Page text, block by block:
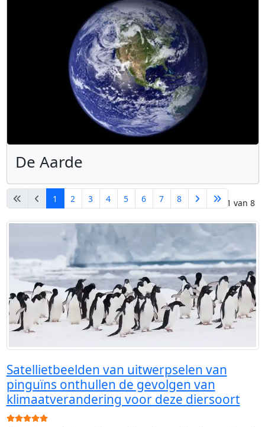
De Aarde
Pagina 1 van 8
1 2 3 4 5 6 7 8
Satellietbeelden van uitwerpselen van
pinguïns onthullen de gevolgen van
klimaatverandering voor deze diersoort
Gebruikerswaardering: